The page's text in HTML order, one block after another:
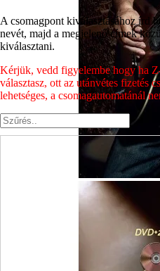
A csomagpont kiválasztásához írd
nevét, majd a megjelenő címek
kiválasztani.
Kérjük, vedd figyelembe hogy ha
választasz, ott az utánvétes fizetés
lehetséges, a csomagautomatánál